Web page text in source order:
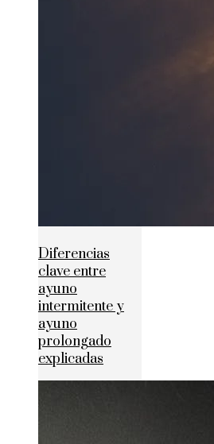
Diferencias
clave entre
ayuno
intermitente y
ayuno
prolongado
explicadas